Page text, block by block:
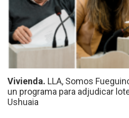
Vivienda. LLA, Somos
un programa para adjudicar
Ushuaia